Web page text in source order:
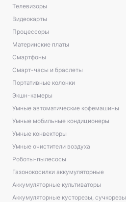
Телевизоры
Видеокарты
Процессоры
Материнские платы
Смартфоны
Смарт-часы и браслеты
Портативные колонки
Экшн-камеры
Умные автоматические кофемашины
Умные мобильные кондиционеры
Умные конвекторы
Умные очистители воздуха
Роботы-пылесосы
Газонокосилки аккумуляторные
Аккумуляторные культиваторы
Аккумуляторные кусторезы, сучкорезы